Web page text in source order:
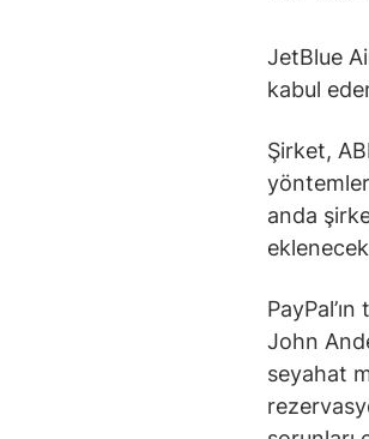
JetBlue
kabul
Şirket,
anda
John
seyahat